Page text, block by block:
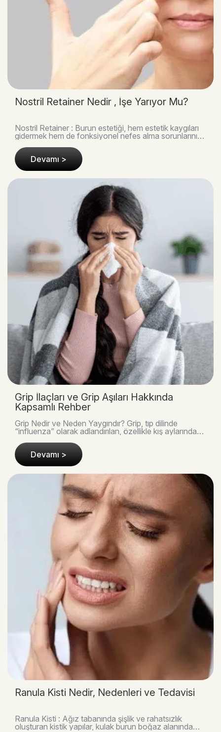
Nostril Retainer Nedir , İşe Yarıyor Mu?
Nostril Retainer : Burun estetiği, hem estetik kaygıları
gidermek hem de fonksiyonel nefes alma sorunlarını
Devamı >
Grip İlaçları ve Grip Aşıları Hakkında
Kapsamlı Rehber
Grip Nedir ve Neden Yaygındır? Grip, tıp dilinde
“influenza” olarak adlandırılan, özellikle kış aylarında
Devamı >
Ranula Kisti Nedir, Nedenleri ve Tedavisi
Ranula Kisti : Ağız tabanında şişlik ve rahatsızlık
oluşturan kistik yapılar, kulak burun boğaz alanında